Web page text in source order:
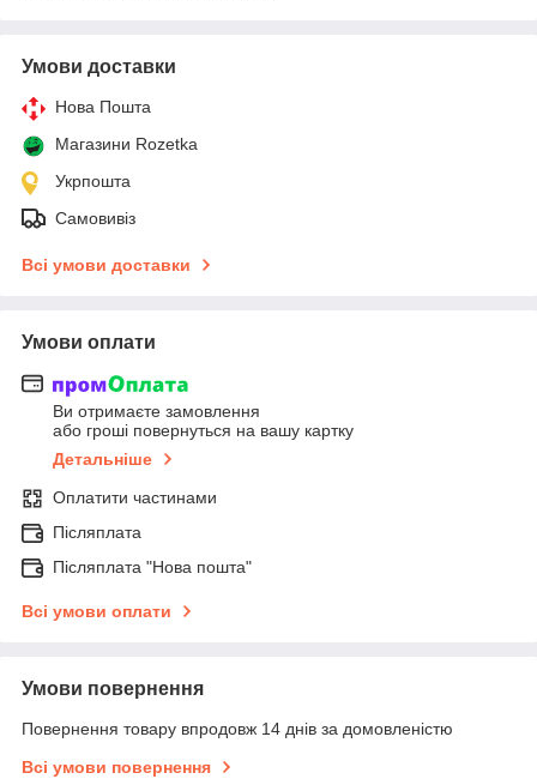
Умови доставки
Нова Пошта
Магазини Rozetka
Укрпошта
Самовивіз
Всі умови доставки
Умови оплати
Ви отримаєте замовлення
або гроші повернуться на вашу картку
Детальніше
Оплатити частинами
Післяплата
Післяплата "Нова пошта"
Всі умови оплати
Умови повернення
Повернення товару впродовж 14 днів за домовленістю
Всі умови повернення